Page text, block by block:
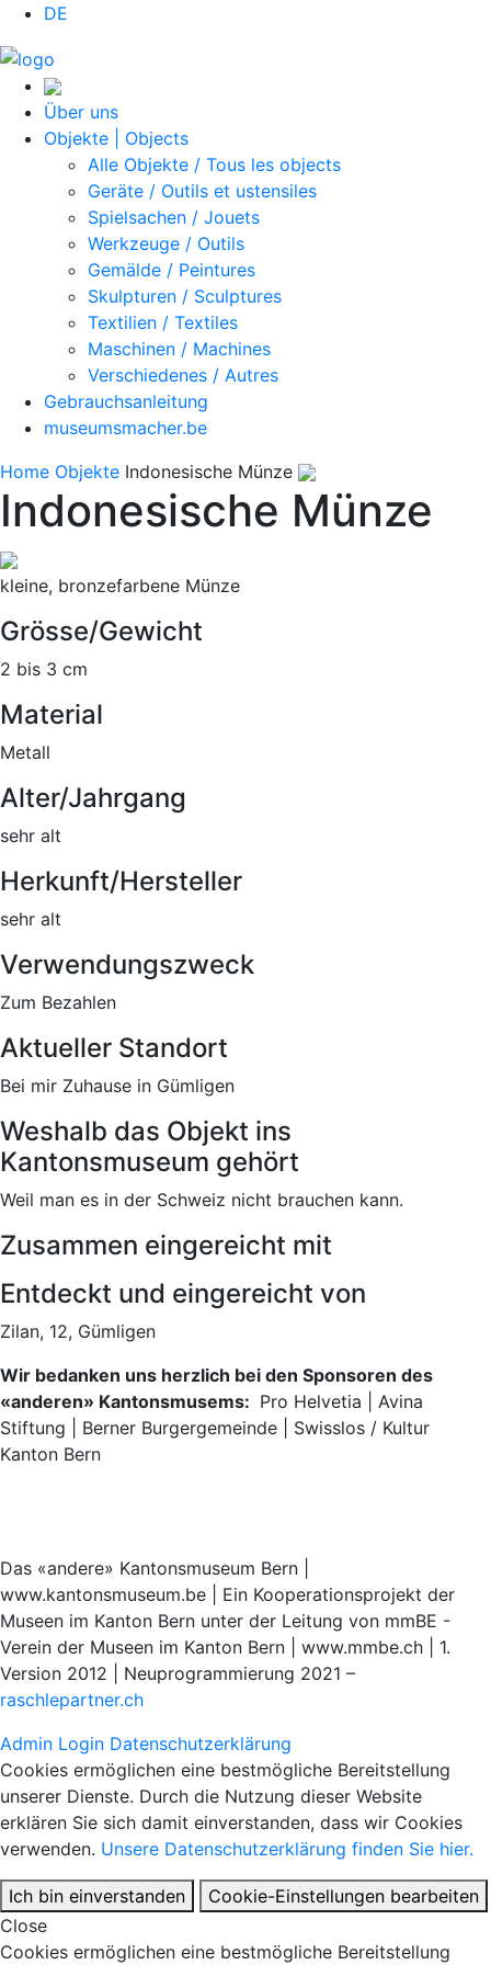
DE
Über uns
Objekte | Objects
Alle Objekte / Tous les objects
Geräte / Outils et ustensiles
Spielsachen / Jouets
Werkzeuge / Outils
Gemälde / Peintures
Skulpturen / Sculptures
Textilien / Textiles
Maschinen / Machines
Verschiedenes / Autres
Gebrauchsanleitung
museumsmacher.be
Home Objekte Indonesische Münze
Indonesische Münze
kleine, bronzefarbene Münze
Grösse/Gewicht
2 bis 3 cm
Material
Metall
Alter/Jahrgang
sehr alt
Herkunft/Hersteller
sehr alt
Verwendungszweck
Zum Bezahlen
Aktueller Standort
Bei mir Zuhause in Gümligen
Weshalb das Objekt ins
Kantonsmuseum gehört
Weil man es in der Schweiz nicht brauchen kann.
Zusammen eingereicht mit
Entdeckt und eingereicht von
Zilan, 12, Gümligen
Wir bedanken uns herzlich bei den Sponsoren des
«anderen» Kantonsmusems: Pro Helvetia | Avina
Stiftung | Berner Burgergemeinde | Swisslos / Kultur
Kanton Bern
Das «andere» Kantonsmuseum Bern |
www.kantonsmuseum.be | Ein Kooperationsprojekt der
Museen im Kanton Bern unter der Leitung von mmBE -
Verein der Museen im Kanton Bern | www.mmbe.ch | 1.
Version 2012 | Neuprogrammierung 2021 –
raschlepartner.ch
Admin Login Datenschutzerklärung
Cookies ermöglichen eine bestmögliche Bereitstellung
unserer Dienste. Durch die Nutzung dieser Website
erklären Sie sich damit einverstanden, dass wir Cookies
verwenden. Unsere Datenschutzerklärung finden Sie hier.
Ich bin einverstanden
Cookie-Einstellungen bearbeiten
Close
Cookies ermöglichen eine bestmögliche Bereitstellung